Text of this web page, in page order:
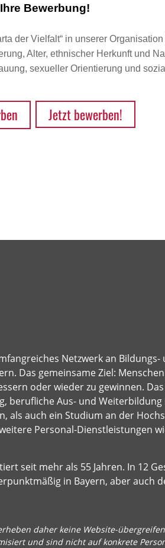
Bewerbung!
der Vielfalt“ in unserer
Alter, ethnischer Herkunft und
sexueller Orientierung und
Jetzt bewerben!
Netzwerk an
Das gemeinsame Ziel:
oder wieder zu gewinnen.
berufliche Aus- und
als auch ein Studium an der
Personal-Dienstleistungen
seit mehr als 55 Jahren. In 12
in Bayern, aber auch
daher keine Website-
und sind nicht auf konkrete